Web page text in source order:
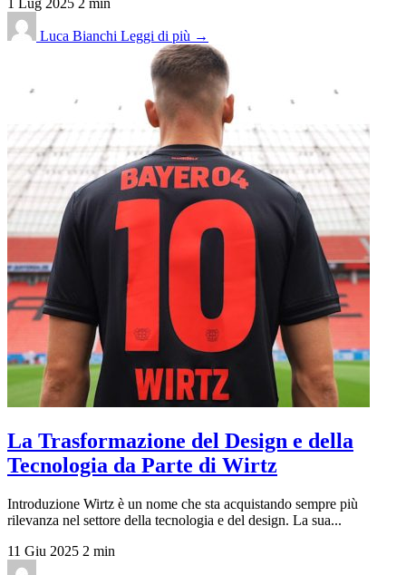
1 Lug 2025 2 min
Luca Bianchi Leggi di più →
La Trasformazione del Design e della
Tecnologia da Parte di Wirtz
Introduzione Wirtz è un nome che sta acquistando sempre più
rilevanza nel settore della tecnologia e del design. La sua...
11 Giu 2025 2 min